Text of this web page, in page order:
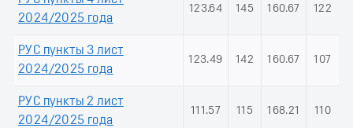
2024/2025 года
123.64 145 160.67 122
РУС пункты 3 лист
2024/2025 года
123.49 142 160.67 107
РУС пункты 2 лист
2024/2025 года
111.57 115 168.21 110